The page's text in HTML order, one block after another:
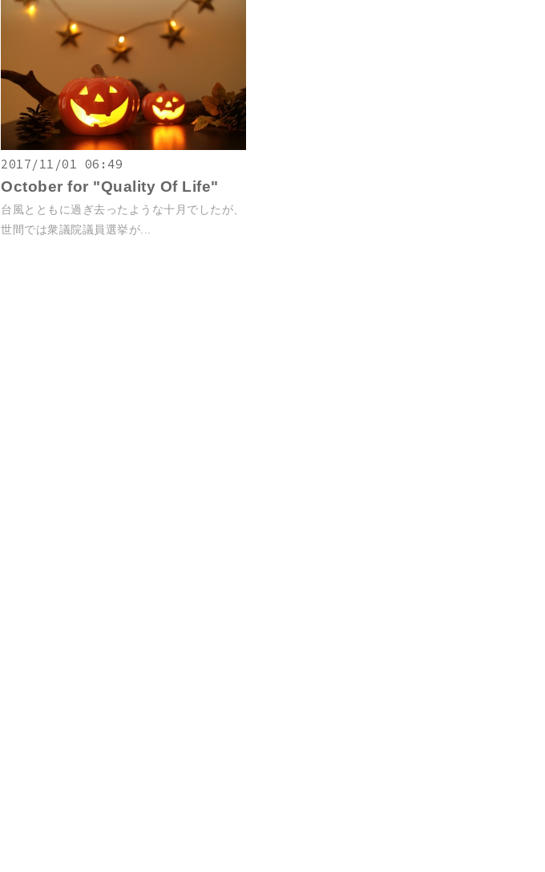
2017/11/01 06:49
October for "Quality Of Life"
台風とともに過ぎ去ったような十月でしたが、
世間では衆議院議員選挙が...